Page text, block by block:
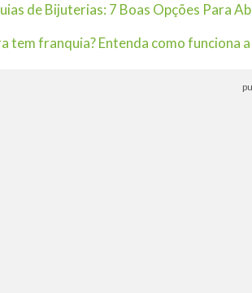
de Bijuterias: 7 Boas Opções Para
tem franquia? Entenda como funciona